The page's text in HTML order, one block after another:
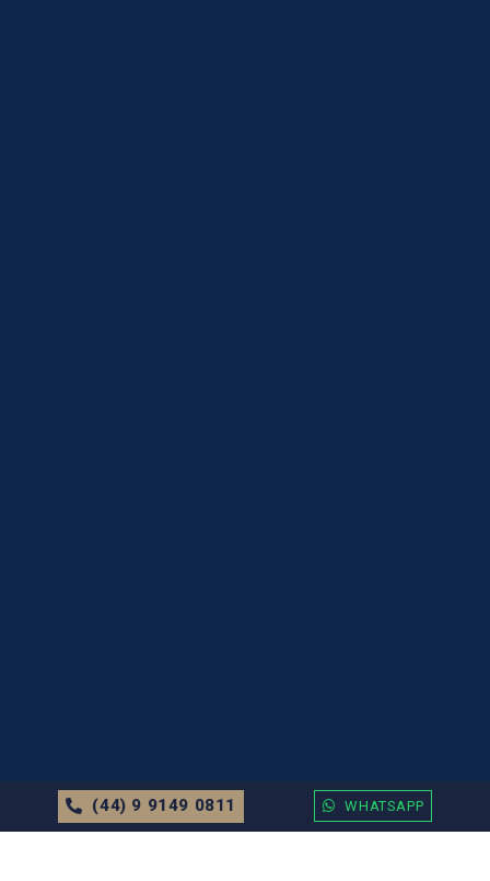
(44) 9 9149 0811 WHATSAPP